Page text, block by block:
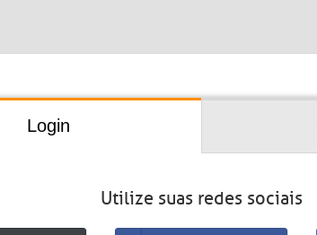
Login
Utilize suas redes sociais